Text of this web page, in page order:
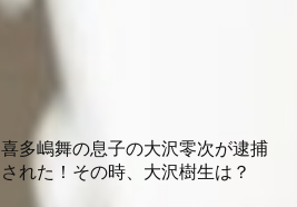
喜多嶋舞の息子の大沢零次が逮捕
された！その時、大沢樹生は？